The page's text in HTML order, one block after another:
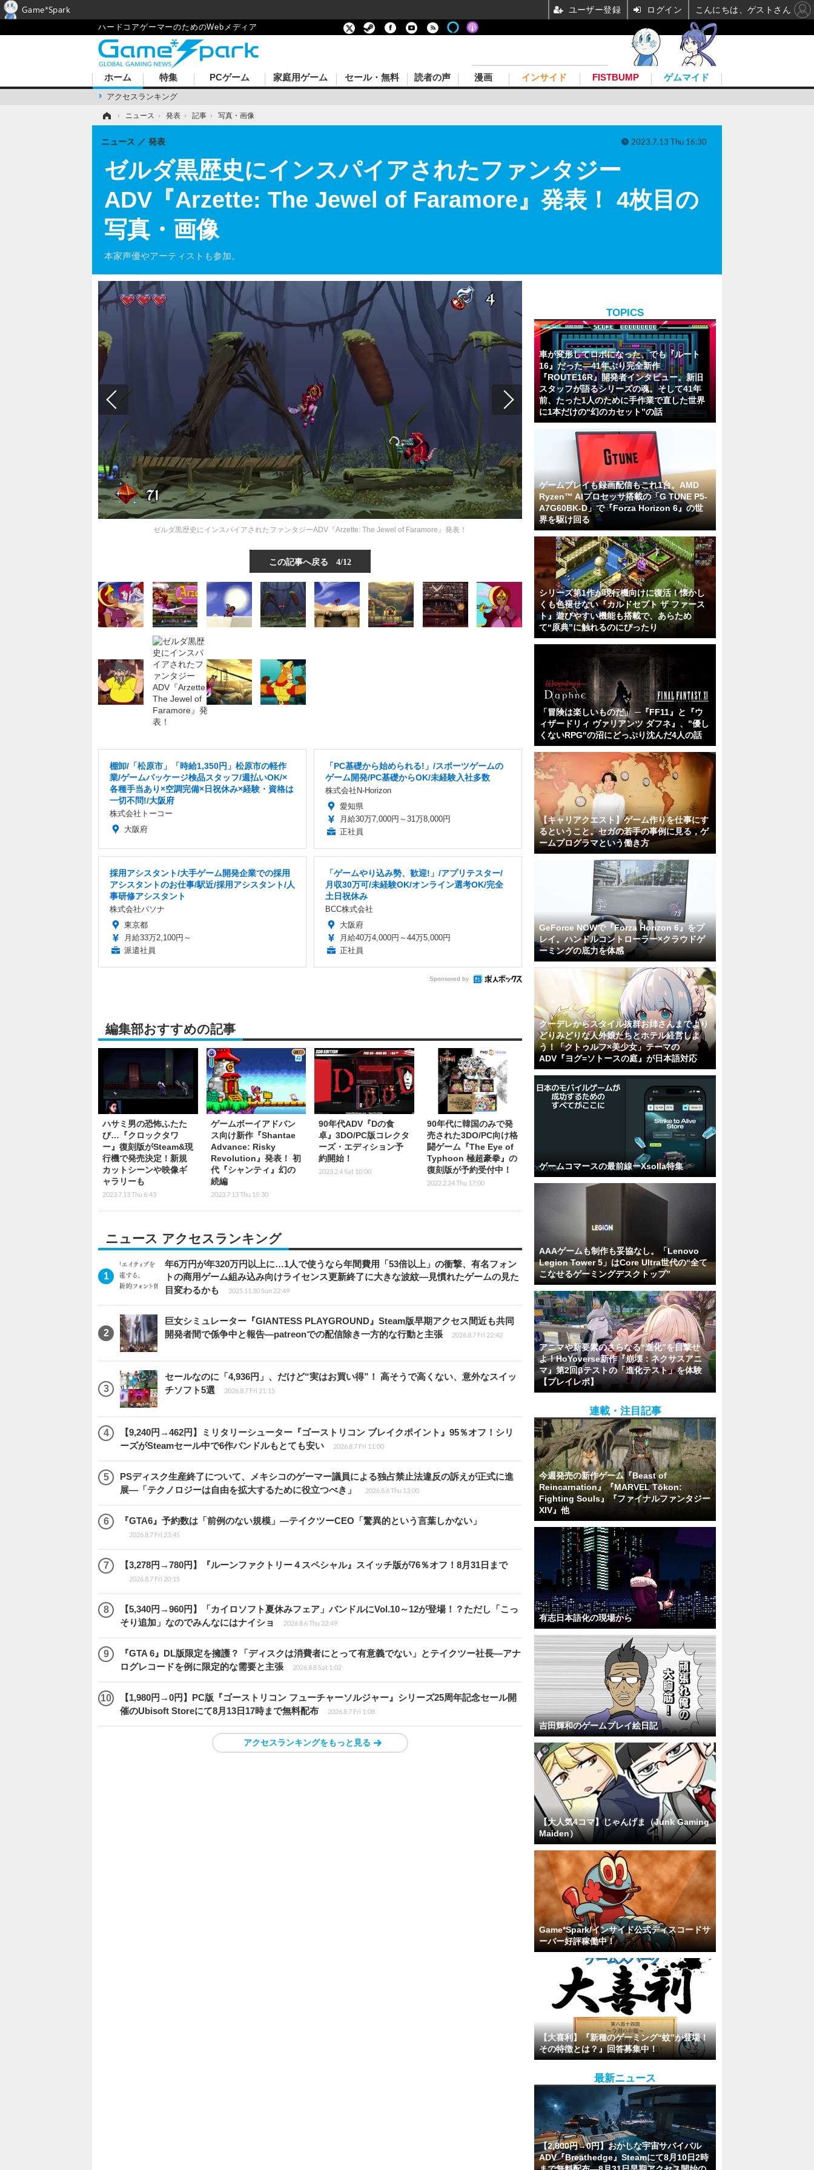
ハードコアゲーマーのためのWebメディア
ホーム
アクセスランキング
特集 PCゲーム 家庭用ゲーム セール・無料 読者の声 漫画 インサイド FISTBUMP ゲムマイド
› ニュース › 発表 › 記事 › 写真・画像
ゼルダ黒歴史にインスパイアされたファンタジー
ADV『Arzette: The Jewel of Faramore』発表！ 4枚目の
写真・画像
本家声優やアーティストも参加。
ニュース 発表 2023.7.13 Thu 16:30
ゼルダ黒歴史にインスパイアされたファンタジーADV『Arzette: The Jewel of Faramore』発表！
この記事へ戻る 4/12
棚卸/「松原市」「時給1,350円」松原市の軽作
業/ゲームパッケージ検品スタッフ/週払いOK/×
各種手当あり×空調完備×日祝休み×経験・資格は
一切不問!/大阪府
株式会社トーコー
大阪府
「PC基礎から始められる!」/スポーツゲームの
ゲーム開発/PC基礎からOK/未経験入社多数
株式会社N-Horizon
愛知県
月給30万7,000円～31万8,000円
正社員
採用アシスタント/大手ゲーム開発企業での採用
アシスタントのお仕事/駅近/採用アシスタント/人
事研修アシスタント
株式会社パソナ
東京都
月給33万2,100円～
派遣社員
「ゲームやり込み勢、歓迎!」/アプリテスター/
月収30万可/未経験OK/オンライン選考OK/完全
土日祝休み
BCC株式会社
大阪府
月給40万4,000円～44万5,000円
正社員
Sponsored by
編集部おすすめの記事
ハサミ男の恐怖ふたた
び…『クロックタワ
ー』復刻版がSteam&現
行機で発売決定！新規
カットシーンや映像ギ
ャラリーも
2023.7.13 Thu 6:43
ゲームボーイアドバン
ス向け新作『Shantae
Advance: Risky
Revolution』発表！ 初
代『シャンティ』幻の
続編
2023.7.13 Thu 15:30
90年代ADV『Dの食
卓』3DO/PC版コレクタ
ーズ・エディション予
約開始！
2023.2.4 Sat 10:00
90年代に韓国のみで発
売された3DO/PC向け格
闘ゲーム『The Eye of
Typhoon 極超豪拳』の
復刻版が予約受付中！
2022.2.24 Thu 17:00
ニュース アクセスランキング
年6万円が年320万円以上に…1人で使うなら年間費用「53倍以上」の衝撃、有名フォン
トの商用ゲーム組み込み向けライセンス更新終了に大きな波紋―見慣れたゲームの見た
目変わるかも
2025.11.30 Sun 22:49
巨女シミュレーター『GIANTESS PLAYGROUND』Steam版早期アクセス間近も共同
開発者間で係争中と報告―patreonでの配信除き一方的な行動と主張
2026.8.7 Fri 22:42
セールなのに「4,936円」、だけど“実はお買い得”！ 高そうで高くない、意外なスイッ
チソフト5選
2026.8.7 Fri 21:15
【9,240円→462円】ミリタリーシューター『ゴーストリコン ブレイクポイント』95％オフ！シリ
ーズがSteamセール中で6作バンドルもとても安い
2026.8.7 Fri 11:00
PSディスク生産終了について、メキシコのゲーマー議員による独占禁止法違反の訴えが正式に進
展―「テクノロジーは自由を拡大するために役立つべき」
2026.8.6 Thu 13:00
『GTA6』予約数は「前例のない規模」―テイクツーCEO「驚異的という言葉しかない」
2026.8.7 Fri 23:45
【3,278円→780円】『ルーンファクトリー４スペシャル』スイッチ版が76％オフ！8月31日まで
2026.8.7 Fri 20:15
【5,340円→960円】「カイロソフト夏休みフェア」バンドルにVol.10～12が登場！？ただし「こっ
そり追加」なのでみんなにはナイショ
2026.8.6 Thu 22:49
『GTA 6』DL版限定を擁護？「ディスクは消費者にとって有意義でない」とテイクツー社長―アナ
ログレコードを例に限定的な需要と主張
2026.8.8 Sat 1:02
【1,980円→0円】PC版『ゴーストリコン フューチャーソルジャー』シリーズ25周年記念セール開
催のUbisoft Storeにて8月13日17時まで無料配布
2026.8.7 Fri 1:08
アクセスランキングをもっと見る
TOPICS
車が変形してロボになった、でも『ルート
16』だった―41年ぶり完全新作
『ROUTE16R』開発者インタビュー。新旧
スタッフが語るシリーズの魂。そして41年
前、たった1人のために手作業で直した世界
に1本だけの“幻のカセット”の話
ゲームプレイも録画配信もこれ1台。AMD
Ryzen™ AIプロセッサ搭載の「G TUNE P5-
A7G60BK-D」で『Forza Horizon 6』の世
界を駆け回る
シリーズ第1作が現行機向けに復活！懐かし
くも色褪せない『カルドセプト ザ ファース
ト』遊びやすい機能も搭載で、あらため
て“原典”に触れるのにぴったり
「冒険は楽しいものだ」 ─『FF11』と『ウ
ィザードリィ ヴァリアンツ ダフネ』、"優し
くないRPG"の沼にどっぷり沈んだ4人の話
【キャリアクエスト】ゲーム作りを仕事にす
るということ。セガの若手の事例に見る，ゲ
ームプログラマという働き方
GeForce NOWで『Forza Horizon 6』をプ
レイ。ハンドルコントローラー×クラウドゲ
ーミングの底力を体感
クーデレからスタイル抜群お姉さんまでより
どりみどりな人外娘たちとホテル経営しよ
う！「クトゥルフ×美少女」テーマの
ADV『ヨグ=ソトースの庭』が日本語対応
ゲームコマースの最前線ーXsolla特集
AAAゲームも制作も妥協なし。「Lenovo
Legion Tower 5」はCore Ultra世代の“全て
こなせるゲーミングデスクトップ”
アニマや新要素のさらなる“進化”を目撃せ
よ！HoYoverse新作『崩壊：ネクサスアニ
マ』第2回βテストの「進化テスト」を体験
【プレイレポ】
連載・注目記事
今週発売の新作ゲーム『Beast of
Reincarnation』『MARVEL Tōkon:
Fighting Souls』『ファイナルファンタジー
XIV』他
有志日本語化の現場から
吉田輝和のゲームプレイ絵日記
【大人気4コマ】じゃんげま（Junk Gaming
Maiden）
Game*Spark/インサイド公式ディスコードサ
ーバー好評稼働中！
【大喜利】『新種のゲーミング“蚊”が登場！
その特徴とは？』回答募集中！
最新ニュース
【2,800円→0円】おかしな宇宙サバイバル
ADV『Breathedge』Steamにて8月10日2時
Game*Spark ユーザー登録 ログイン こんにちは、ゲストさん